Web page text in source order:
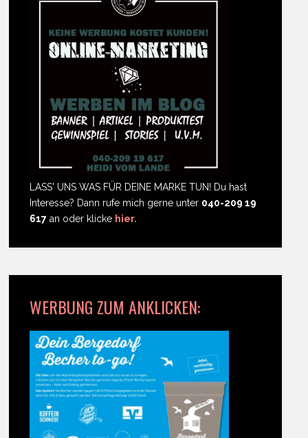
LASS' UNS WAS FÜR DEINE MARKE TUN! Du hast
Interesse? Dann rufe mich gerne unter 040-209 19
617 an oder klicke hier.
WERBUNG ZUM ANKLICKEN: